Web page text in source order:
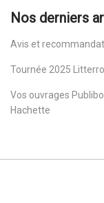
Nos derniers
Avis et
Tournée 2025
Vos ouvrages
Hachette